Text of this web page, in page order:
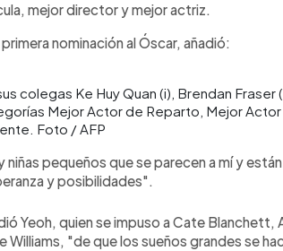
mejor director y mejor actriz.
nominación al Óscar, añadió:
colegas Ke Huy Quan (i), Brendan Fraser
Mejor Actor de Reparto, Mejor
Foto / AFP
niñas pequeños que se parecen a mí y
y posibilidades".
Yeoh, quien se impuso a Cate Blanchett,
Williams, "de que los sueños grandes se